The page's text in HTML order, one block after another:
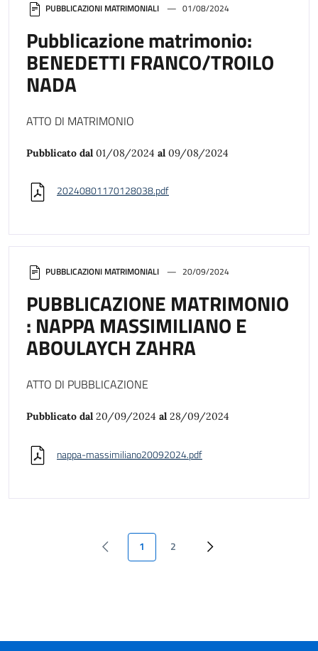
PUBBLICAZIONI MATRIMONIALI 20/09/2024
PUBBLICAZIONE MATRIMONIO
: NAPPA MASSIMILIANO E
ABOULAYCH ZAHRA
ATTO DI PUBBLICAZIONE
Pubblicato dal 20/09/2024 al 28/09/2024
nappa-massimiliano20092024.pdf
PUBBLICAZIONI MATRIMONIALI 01/08/2024
Pubblicazione matrimonio:
BENEDETTI FRANCO/TROILO
NADA
ATTO DI MATRIMONIO
Pubblicato dal 01/08/2024 al 09/08/2024
20240801170128038.pdf
1 2